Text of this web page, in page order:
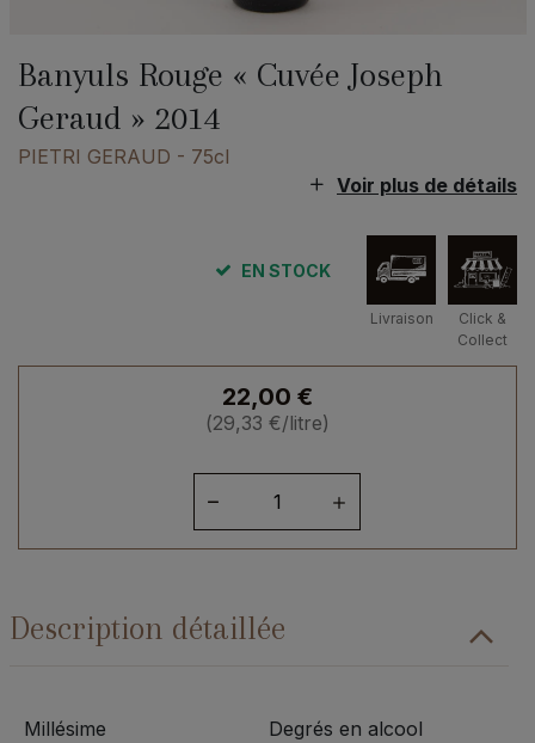
Banyuls Rouge « Cuvée Joseph
Geraud » 2014
PIETRI GERAUD - 75cl
Voir plus de détails
EN STOCK
Livraison
Click &
Collect
22,00 €
(29,33 €/litre)
Banyuls
Joseph
Description détaillée
Millésime
Degrés en alcool